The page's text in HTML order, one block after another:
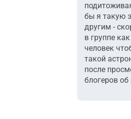
бы я такую
другим -
в группе
человек
такой
после
блогеров